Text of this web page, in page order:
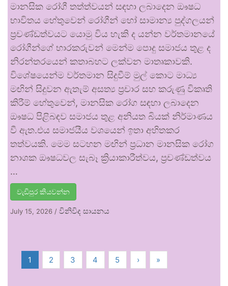
මානසික රෝගී තත්ත්වයන් සඳහා ලබාදෙන ඖෂධ
භාවිතය හේතුවෙන් රෝගීන් හෝ සාමාන්‍ය පුද්ගලයන්
ප්‍රචණ්ඩත්වයට යොමු විය හැකි ද යන්න වර්තමානයේ
රෝගීන්ගේ භාරකරුවන් මෙන්ම පොදු සමාජය තුළ ද
නිරන්තරයෙන් කතාබහට ලක්වන මාතෘකාවකි.
විශේෂයෙන්ම වර්තමාන සිදුවීම් මුල් කොට මාධ්‍ය
මඟින් සිදුවන ඇතැම් අසත්‍ය ප්‍රචාර සහ කරුණු විකෘති
කිරීම් හේතුවෙන්, මානසික රෝග සඳහා ලබාදෙන
ඖෂධ පිළිබඳව සමාජය තුළ අනියත බියක් නිර්මාණය
වී ඇත.එය සමාජයීය වශයෙන් ඉතා අහිතකර
තත්වයකි. මෙම සටහන මඟින් ප්‍රධාන මානසික රෝග
නාශක ඖෂධවල සැබෑ ක්‍රියාකාරීත්වය, ප්‍රචණ්ඩත්වය
…
වැඩිපුර කියවන්න
July 15, 2026 / විනිවිද සායනය
1 2 3 4 5 › »